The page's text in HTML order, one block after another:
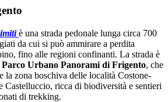
è una strada pedonale lunga circa 700
da cui si può ammirare a perdita
fino alle regioni confinanti. La strada è
Parco Urbano Panorami di Frigento, che
la zona boschiva delle località Costone-
Castelluccio, ricca di biodiversità e sentieri
di trekking.